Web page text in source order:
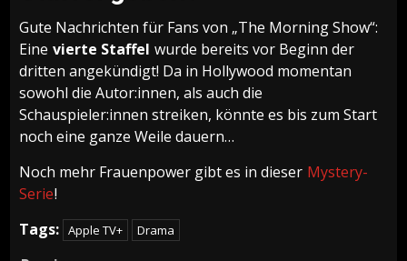
Gute Nachrichten für Fans von „The Morning Show“:
Eine vierte Staffel wurde bereits vor Beginn der
dritten angekündigt! Da in Hollywood momentan
sowohl die Autor:innen, als auch die
Schauspieler:innen streiken, könnte es bis zum Start
noch eine ganze Weile dauern…
Noch mehr Frauenpower gibt es in dieser Mystery-
Serie!
Tags: Apple TV+ Drama